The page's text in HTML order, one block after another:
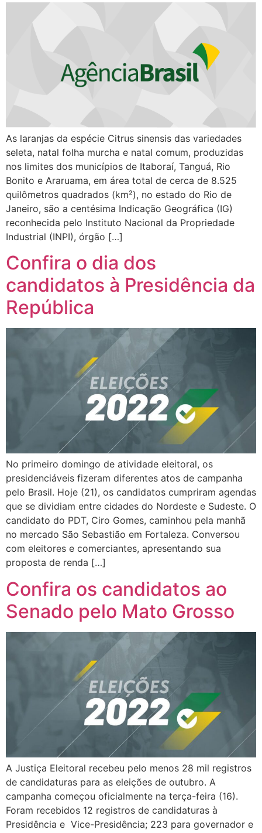
As laranjas da espécie Citrus sinensis das variedades
seleta, natal folha murcha e natal comum, produzidas
nos limites dos municípios de Itaboraí, Tanguá, Rio
Bonito e Araruama, em área total de cerca de 8.525
quilômetros quadrados (km²), no estado do Rio de
Janeiro, são a centésima Indicação Geográfica (IG)
reconhecida pelo Instituto Nacional da Propriedade
Industrial (INPI), órgão […]
Confira o dia dos
candidatos à Presidência da
República
No primeiro domingo de atividade eleitoral, os
presidenciáveis fizeram diferentes atos de campanha
pelo Brasil. Hoje (21), os candidatos cumpriram agendas
que se dividiam entre cidades do Nordeste e Sudeste. O
candidato do PDT, Ciro Gomes, caminhou pela manhã
no mercado São Sebastião em Fortaleza. Conversou
com eleitores e comerciantes, apresentando sua
proposta de renda […]
Confira os candidatos ao
Senado pelo Mato Grosso
A Justiça Eleitoral recebeu pelo menos 28 mil registros
de candidaturas para as eleições de outubro. A
campanha começou oficialmente na terça-feira (16).
Foram recebidos 12 registros de candidaturas à
Presidência e Vice-Presidência; 223 para governador e